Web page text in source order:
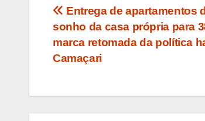
Navegação
de
Post
Entrega de apartamentos
sonho da casa própria para
marca retomada da política
Camaçari